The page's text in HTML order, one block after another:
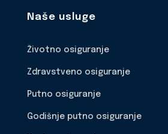
Naše usluge
Životno osiguranje
Zdravstveno osiguranje
Putno osiguranje
Godišnje putno osiguranje